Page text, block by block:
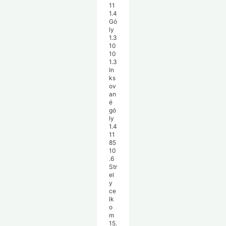
11
1.4
Gó
ly
1.3
10
10
1.3
In
ks
ov
an
é
gó
ly
1.4
11
85
10
.6
Str
el
y
ce
lk
o
m
15.